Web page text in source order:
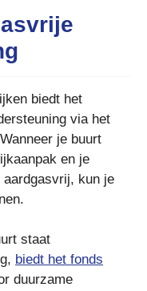
biedt het
via het
je buurt
en je
kun je
staat
biedt het fonds
duurzame